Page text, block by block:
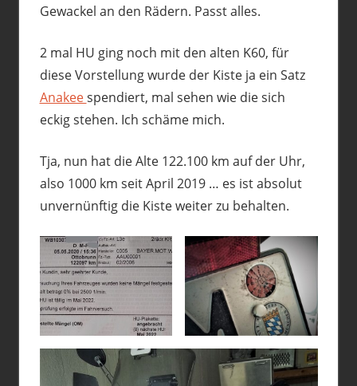
Gewackel an den Rädern. Passt alles.
2 mal HU ging noch mit den alten K60, für
diese Vorstellung wurde der Kiste ja ein Satz
Anakeespendiert, mal sehen wie die sich
eckig stehen. Ich schäme mich.
Tja, nun hat die Alte 122.100 km auf der Uhr,
also 1000 km seit April 2019 … es ist absolut
unvernünftig die Kiste weiter zu behalten.